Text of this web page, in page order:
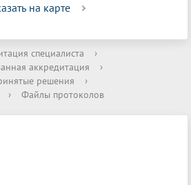
на карте
специалиста
›
аккредитация
›
решения
›
› Файлы протоколов